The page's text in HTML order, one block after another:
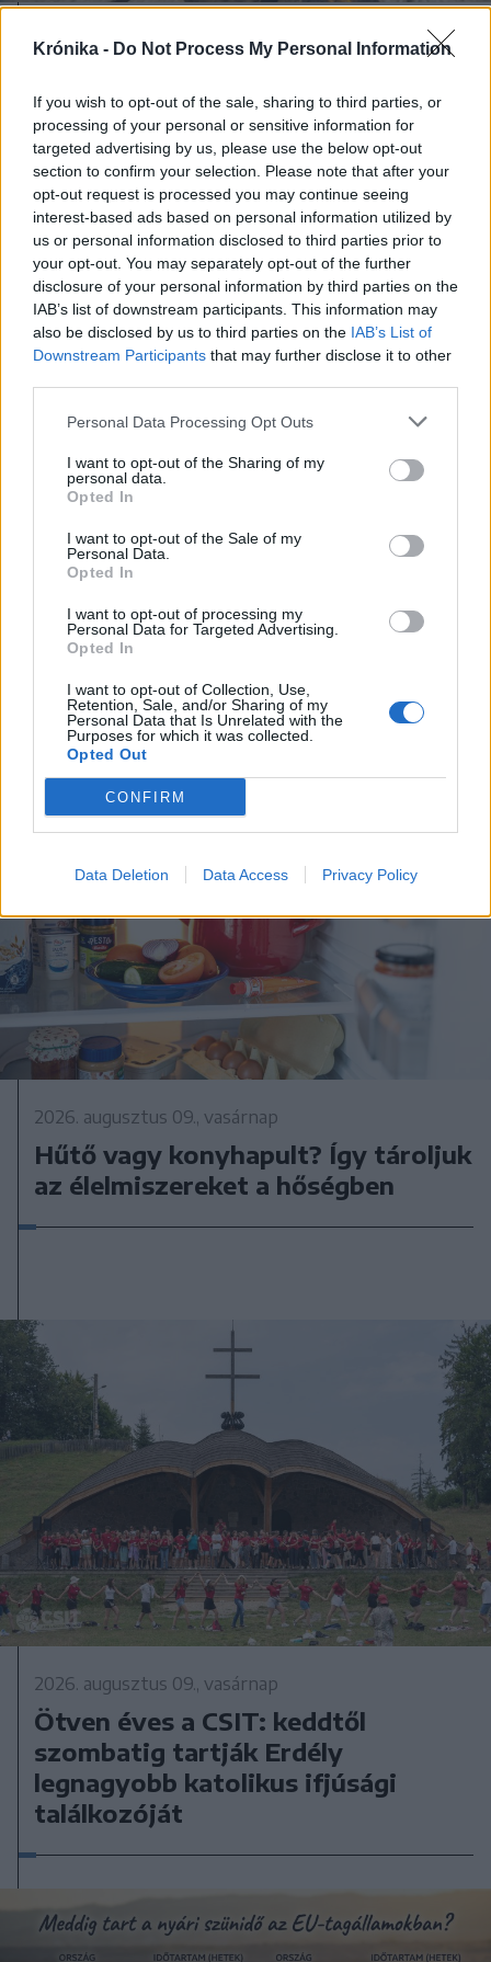
Krónika - Do Not Process My Personal Information
If you wish to opt-out of the sale, sharing to third parties, or
processing of your personal or sensitive information for
targeted advertising by us, please use the below opt-out
section to confirm your selection. Please note that after your
opt-out request is processed you may continue seeing
interest-based ads based on personal information utilized by
us or personal information disclosed to third parties prior to
your opt-out. You may separately opt-out of the further
disclosure of your personal information by third parties on the
IAB’s list of downstream participants. This information may
also be disclosed by us to third parties on the IAB’s List of
Downstream Participants that may further disclose it to other
Personal Data Processing Opt Outs
I want to opt-out of the Sharing of my
personal data.
Opted In
I want to opt-out of the Sale of my
Personal Data.
Opted In
I want to opt-out of processing my
Personal Data for Targeted Advertising.
Opted In
I want to opt-out of Collection, Use,
Retention, Sale, and/or Sharing of my
Personal Data that Is Unrelated with the
Purposes for which it was collected.
Opted Out
CONFIRM
Data Deletion Data Access Privacy Policy
2026. augusztus 09., vasárnap
vagyunk világelsők az
alkoholfogyasztásban?
2026. augusztus 09., vasárnap
TikTokon terjesztett rémhír miatt
támadtak mentősökre egy erdélyi
településen
2026. augusztus 09., vasárnap
Hűtő vagy konyhapult? Így tároljuk
az élelmiszereket a hőségben
2026. augusztus 09., vasárnap
Ötven éves a CSIT: keddtől
szombatig tartják Erdély
legnagyobb katolikus ifjúsági
találkozóját